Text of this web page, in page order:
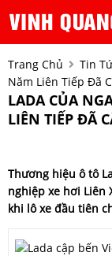
Trang Chủ Tin
Năm Liên Tiếp Đã
LADA CỦA
LIÊN TIẾP ĐÃ
Thương hiệu ô tô
nghiệp xe hơi Liên
khi lô xe đầu tiên